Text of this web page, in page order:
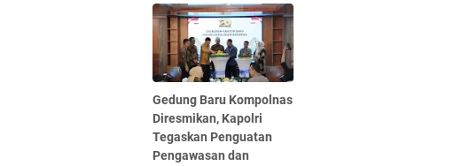
Gedung Baru Kompolnas
Diresmikan, Kapolri
Tegaskan Penguatan
Pengawasan dan